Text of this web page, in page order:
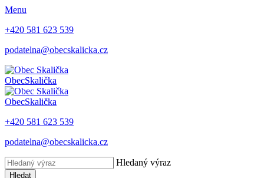
Menu
+420 581 623 539
podatelna@obecskalicka.cz
ObecSkalička
ObecSkalička
+420 581 623 539
podatelna@obecskalicka.cz
Hledaný výraz
Hledat